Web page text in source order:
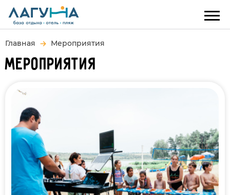
Главная Мероприятия
МЕРОПРИЯТИЯ